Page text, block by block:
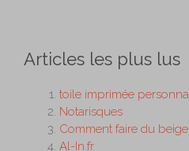
Articles les plus lus
toile imprimée
Notarisques
Comment faire du beige
Al-In.fr